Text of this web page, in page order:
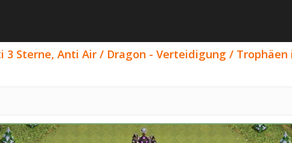
3 Sterne, Anti Air / Dragon - Verteidigung / Trophäen